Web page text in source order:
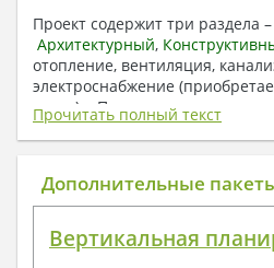
Проект содержит три раздела –
Архитектурный,
отопление, вентиляция,
электроснабжение
плату) + Пояснительная записка.
1. Архитектурный раздел:
Общие данные по
Поэтажные
Прочитать полный текст
Дополнительные
Вертикальная